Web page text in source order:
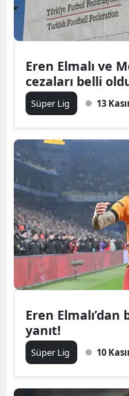
Eren Elmalı ve
cezaları belli
Süper Lig 13
Eren
yanıt!
Süper Lig 10